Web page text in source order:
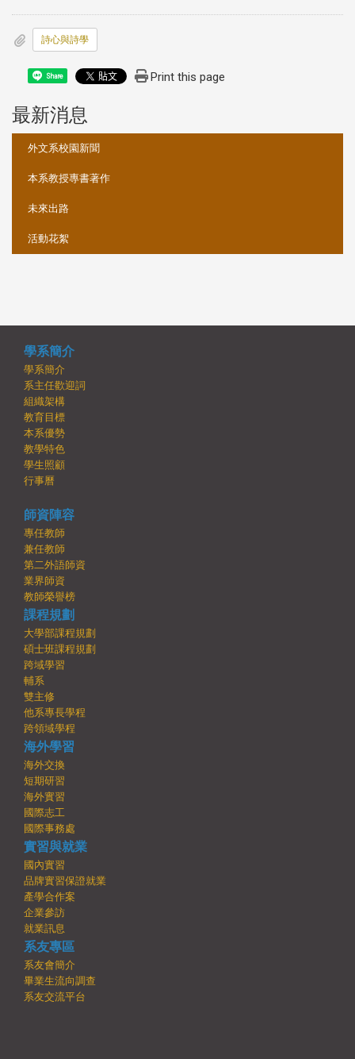
詩心與詩學
Share Print this page
最新消息
外文系校園新聞
本系教授專書著作
未來出路
活動花絮
學系簡介
學系簡介
系主任歡迎詞
組織架構
教育目標
本系優勢
教學特色
學生照顧
行事曆
師資陣容
專任教師
兼任教師
第二外語師資
業界師資
教師榮譽榜
課程規劃
大學部課程規劃
碩士班課程規劃
跨域學習
輔系
雙主修
他系專長學程
跨領域學程
海外學習
海外交換
短期研習
海外實習
國際志工
國際事務處
實習與就業
國內實習
品牌實習保證就業
產學合作案
企業參訪
就業訊息
系友專區
系友會簡介
畢業生流向調查
系友交流平台